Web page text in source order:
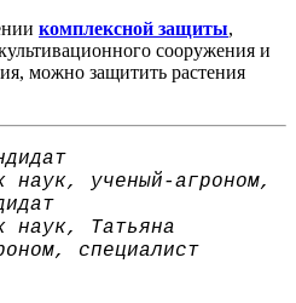
комплексной защиты,
сооружения и
можно защитить растения
наук, ученый-агроном,
наук, Татьяна
специалист